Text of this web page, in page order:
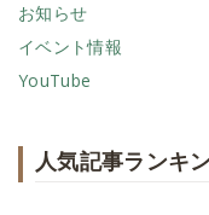
お知らせ
イベント情報
YouTube
人気記事ランキ